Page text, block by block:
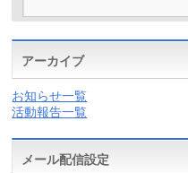
アーカイブ
お知らせ一覧
活動報告一覧
メール配信設定